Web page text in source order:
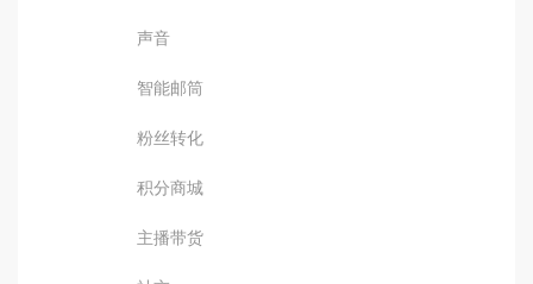
声音
智能邮筒
粉丝转化
积分商城
主播带货